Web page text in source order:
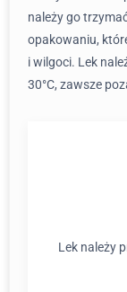
należy go
opakowaniu,
i wilgoci. Lek
30°C, zawsze
Lek należy